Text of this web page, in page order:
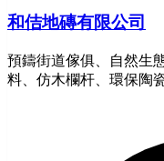
和佶地磚有限公司
預鑄街道傢俱、自然生
料、仿木欄杆、環保陶